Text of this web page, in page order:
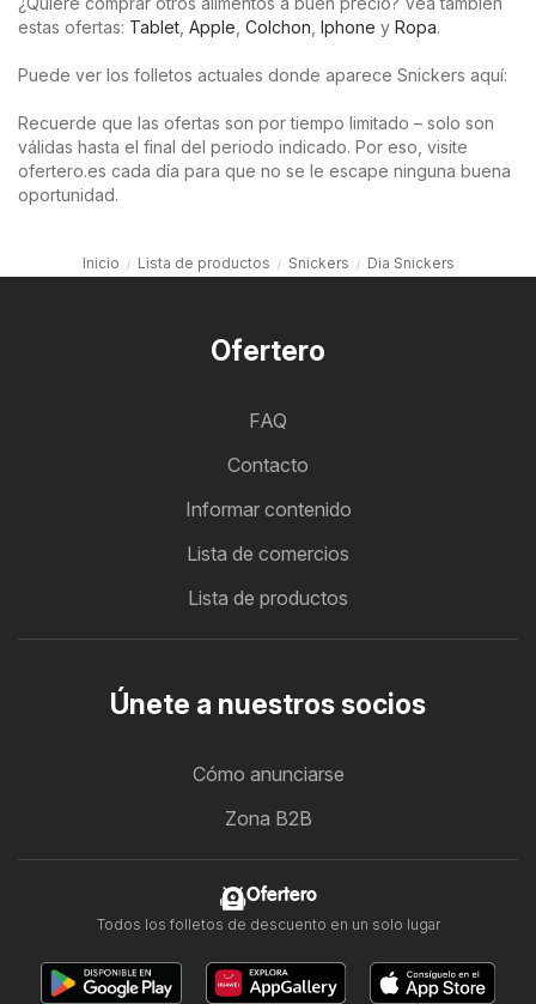
estas ofertas: Tablet Apple Colchon Iphone y Ropa.
Puede ver los folletos actuales donde aparece Snickers aquí:
Recuerde que las ofertas son por tiempo limitado – solo son
válidas hasta el final del periodo indicado. Por eso, visite
ofertero.es cada día para que no se le escape ninguna buena
oportunidad.
Inicio Lista de productos Snickers Dia Snickers
Ofertero
FAQ
Contacto
Informar contenido
Lista de comercios
Lista de productos
Únete a nuestros socios
Cómo anunciarse
Zona B2B
Ofertero
Todos los folletos de descuento en un solo lugar